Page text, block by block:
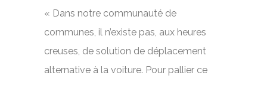
« Dans notre communauté de
communes, il n’existe pas, aux heures
creuses, de solution de déplacement
alternative à la voiture. Pour pallier ce